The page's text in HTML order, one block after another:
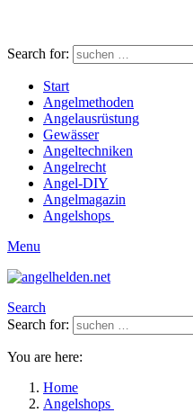
Search for:
Start
Angelmethoden
Angelausrüstung
Gewässer
Angeltechniken
Angelrecht
Angel-DIY
Angelmagazin
Angelshops
Menu
Search
Search for:
You are here:
Home
Angelshops